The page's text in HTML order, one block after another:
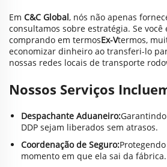
Em C&C Global, nós não apenas
consultamos sobre estratégia. Se
comprando em termosEx-Vtermos,
economizar dinheiro ao transferi-lo
nossas redes locais de transporte
Nossos Serviços
Despachante Aduaneiro:
DDP sejam liberados sem atrasos.
Coordenação de Seguro:
momento em que ela sai da fábrica.